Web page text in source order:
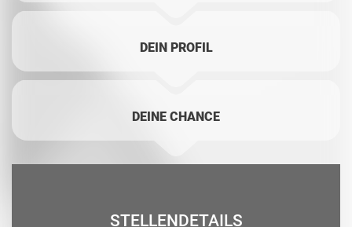
DEIN PROFIL
DEINE CHANCE
STELLENDETAILS